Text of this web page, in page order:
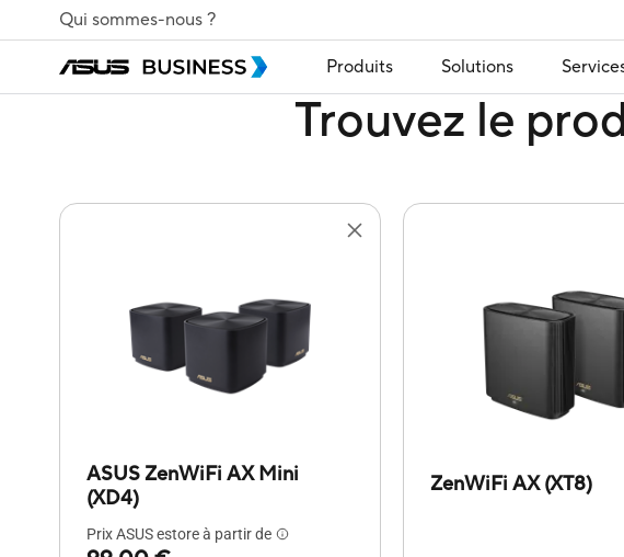
Qui sommes-nous ?
Produits Solutions
Trouvez le
ASUS ZenWiFi AX Mini
(XD4)
Prix ASUS estore à partir de
ZenWiFi AX (XT8)